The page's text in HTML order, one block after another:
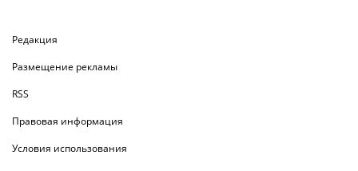
Редакция
Размещение рекламы
RSS
Правовая информация
Условия использования